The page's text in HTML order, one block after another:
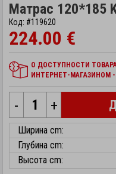
Матрас 120*185
Код: #119620
224.00 €
О ДОСТУПНОСТИ
ИНТЕРНЕТ-МАГАЗИНОМ -
- +
Ширина cm:
Глубина cm:
Высота cm: